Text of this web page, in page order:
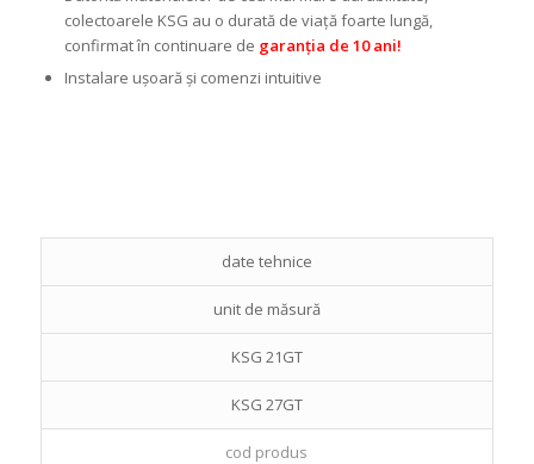
colectoarele KSG au o durată de viață foarte lungă,
confirmat în continuare de garanția de 10 ani!
Instalare ușoară și comenzi intuitive
date tehnice
unit de măsură
KSG 21GT
KSG 27GT
cod produs